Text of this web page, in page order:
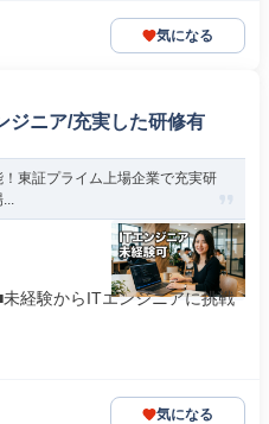
気になる
ジニア/充実した研修有
東証プライム上場企業で充実研
経験からITエンジニアに挑戦
気になる